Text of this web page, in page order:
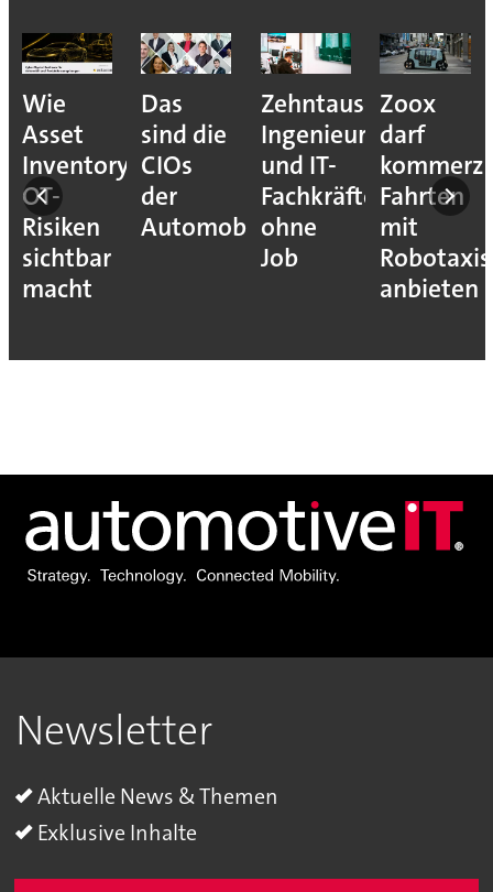
Wie
Asset
Inventory
OT-
Risiken
sichtbar
macht
Das
sind die
CIOs
der
Automobilindustrie
Zehntausende
Ingenieure
und IT-
Fachkräfte
ohne
Job
Zoox
darf
Fahrten
mit
Robotaxis
anbieten
Newsletter
Aktuelle News & Themen
Exklusive Inhalte